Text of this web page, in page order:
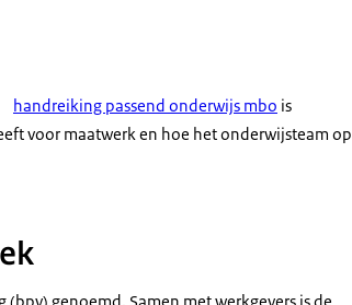
handreiking passend onderwijs mbo is
voor maatwerk en hoe het onderwijsteam op